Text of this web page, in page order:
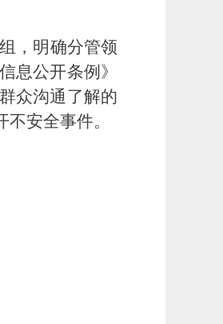
，明确分管领
息公开条例》
众沟通了解的
安全事件。